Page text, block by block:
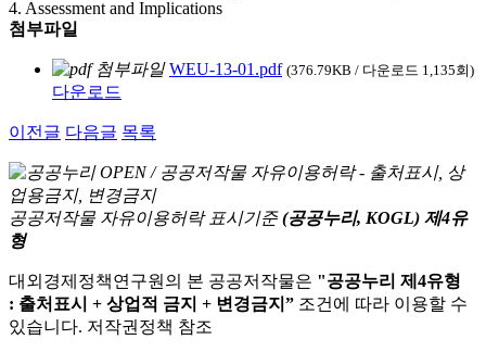
4. Assessment and Implications
첨부파일
WEU-13-01.pdf (376.79KB / 다운로드 1,135회)
다운로드
이전글 다음글 목록
공공저작물 자유이용허락 표시기준 (공공누리, KOGL) 제4유
형
대외경제정책연구원의 본 공공저작물은 "공공누리 제4유형
: 출처표시 + 상업적 금지 + 변경금지” 조건에 따라 이용할 수
있습니다. 저작권정책 참조